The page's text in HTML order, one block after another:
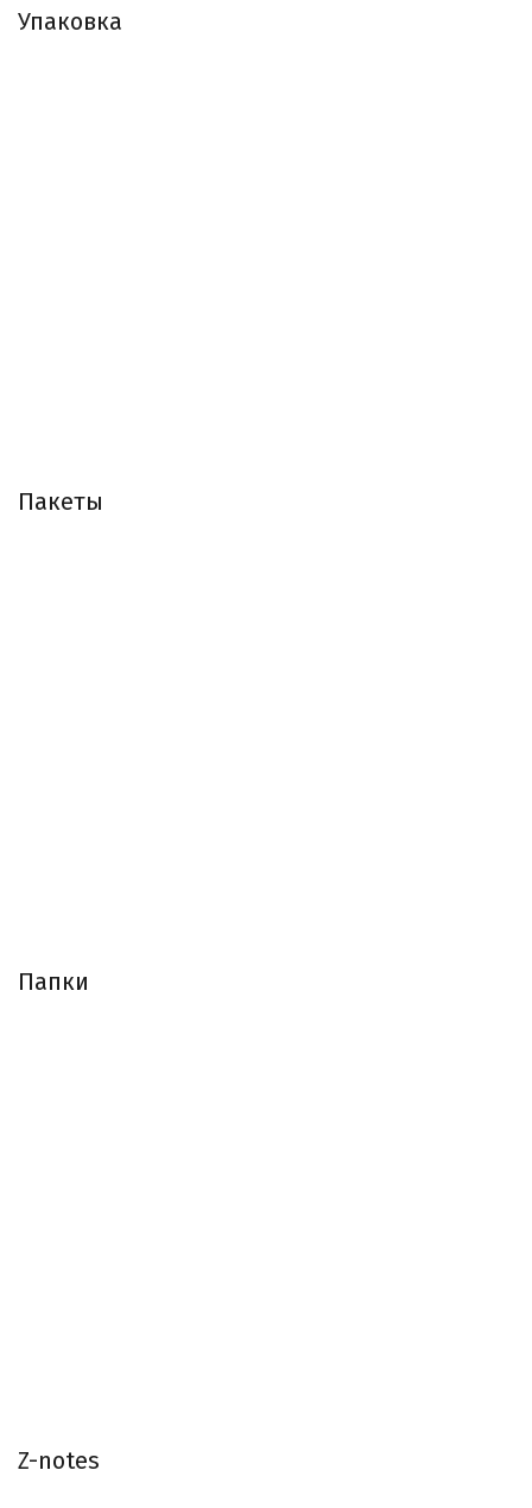
Упаковка
Пакеты
Папки
Z-notes